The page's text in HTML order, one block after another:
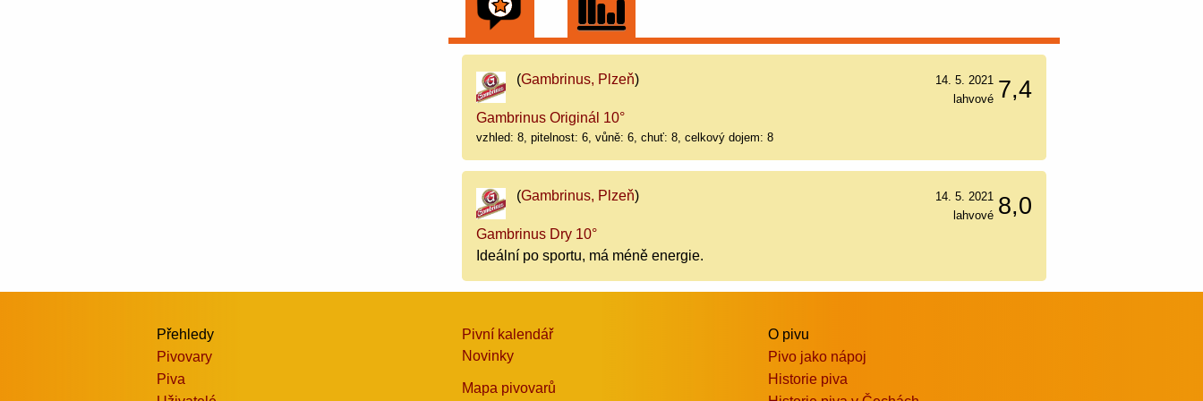
(Gambrinus, Plzeň) 7,4
14. 5. 2021
lahvové
Gambrinus Originál 10°
vzhled: 8, pitelnost: 6, vůně: 6, chuť: 8, celkový dojem: 8
(Gambrinus, Plzeň) 8,0
14. 5. 2021
lahvové
Gambrinus Dry 10°
Ideální po sportu, má méně energie.
Přehledy
Pivovary
Piva
Pivní kalendář
Novinky
Mapa pivovarů
O pivu
Pivo jako nápoj
Historie piva